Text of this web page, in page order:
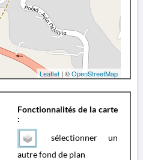
Leaflet | ©OpenStreetMap
Fonctionnalités de la carte
:
sélectionner un
autre fond de plan